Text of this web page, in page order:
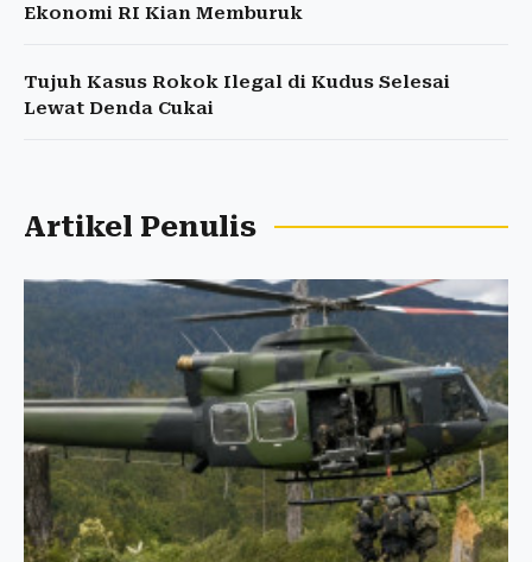
Ekonomi RI Kian Memburuk
Tujuh Kasus Rokok Ilegal di Kudus Selesai
Lewat Denda Cukai
Artikel Penulis